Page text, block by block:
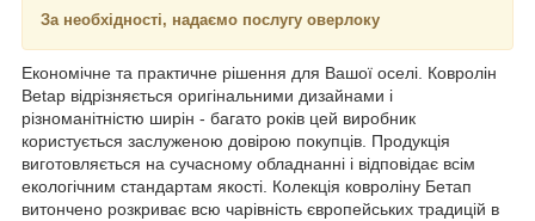
За необхідності, надаємо послугу оверлоку
Економічне та практичне рішення для Вашої оселі. Ковролін
Betap відрізняється оригінальними дизайнами і
різноманітністю ширін - багато років цей виробник
користується заслуженою довірою покупців. Продукція
виготовляється на сучасному обладнанні і відповідає всім
екологічним стандартам якості. Колекція ковроліну Бетап
витончено розкриває всю чарівність європейських традицій в